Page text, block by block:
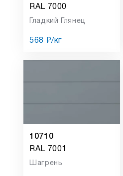
RAL 7000
Гладкий Глянец
568 ₽/кг
10710
RAL 7001
Шагрень